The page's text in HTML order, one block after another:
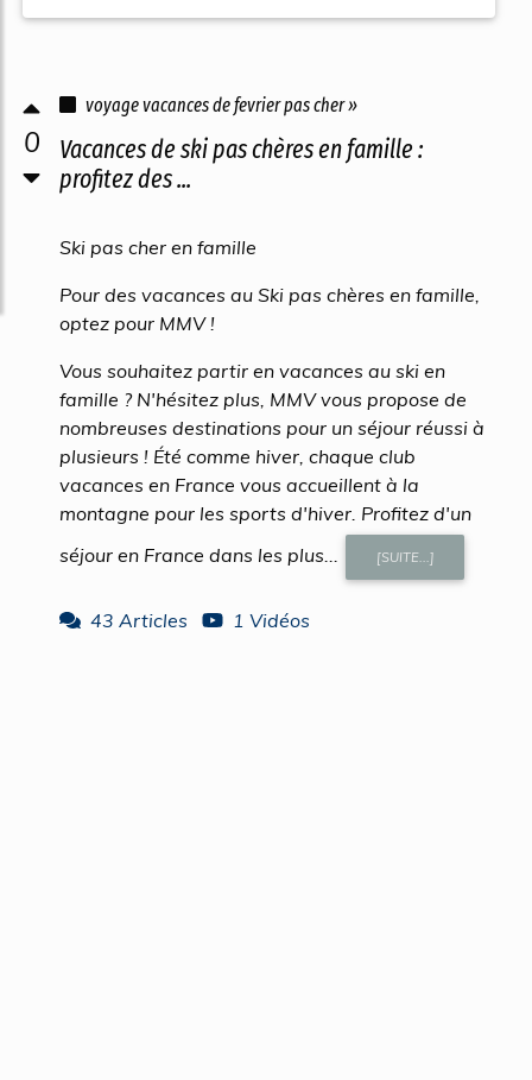
0
voyage vacances de fevrier pas cher »
Vacances de ski pas chères en famille :
profitez des ...
Ski pas cher en famille
Pour des vacances au Ski pas chères en famille,
optez pour MMV !
Vous souhaitez partir en vacances au ski en
famille ? N'hésitez plus, MMV vous propose de
nombreuses destinations pour un séjour réussi à
plusieurs ! Été comme hiver, chaque club
vacances en France vous accueillent à la
montagne pour les sports d'hiver. Profitez d'un
séjour en France dans les plus...
[SUITE...]
43 Articles 1 Vidéos